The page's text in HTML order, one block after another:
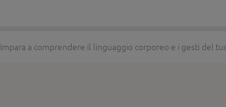
Impara a comprendere il linguaggio corporeo e i gesti del